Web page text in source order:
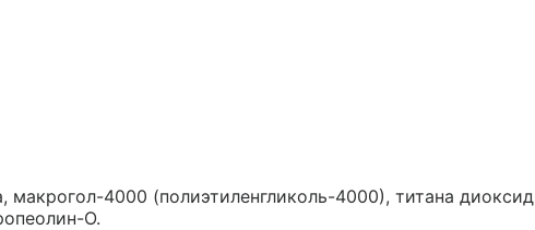
макрогол-4000 (полиэтиленгликоль-4000), титана диоксид
О.